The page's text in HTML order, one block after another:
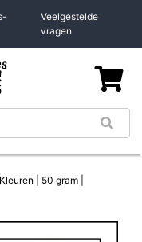
Veelgestelde
vragen
| 50 gram |